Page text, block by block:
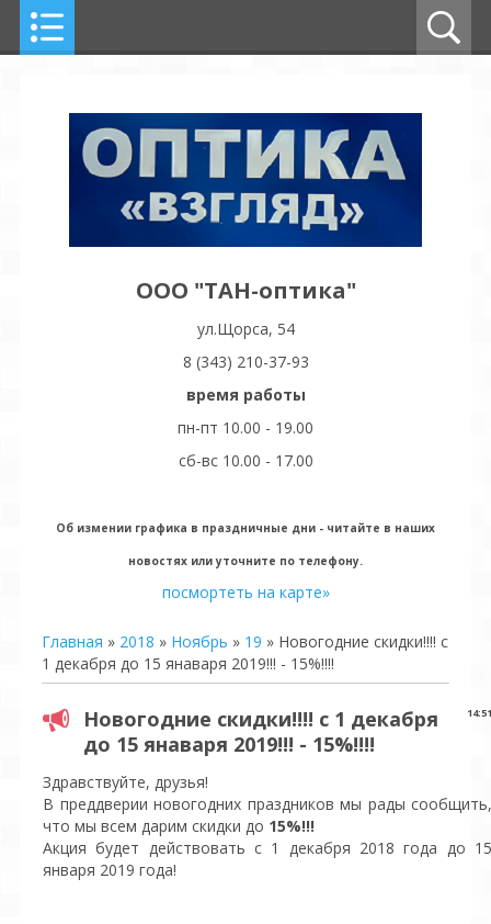
ООО "ТАН-оптика"
ул.Щорса, 54
8 (343) 210-37-93
время работы
пн-пт 10.00 - 19.00
сб-вс 10.00 - 17.00
Об измении графика в праздничные дни - читайте в наших
новостях или уточните по телефону.
посмортеть на карте»
Главная » 2018 » Ноябрь » 19 » Новогодние скидки!!!! с
1 декабря до 15 янаваря 2019!!! - 15%!!!!
14:51
Новогодние скидки!!!! с 1 декабря
до 15 янаваря 2019!!! - 15%!!!!
Здравствуйте, друзья!
В преддверии новогодних праздников мы рады сообщить,
что мы всем дарим скидки до 15%!!!
Акция будет действовать с 1 декабря 2018 года до 15
января 2019 года!